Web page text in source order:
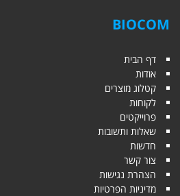
BIOCOM
דף הבית
אודות
קטלוג מוצרים
לקוחות
פרוייקטים
שאלות ותשובות
חדשות
צור קשר
הצהרת נגישות
מדיניות הפרטיות